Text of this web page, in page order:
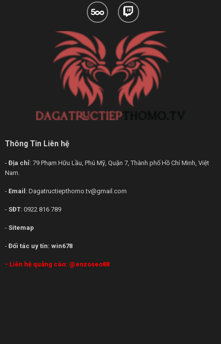
Thông Tin Liên hệ
- Địa chỉ: 79 Phạm Hữu Lầu, Phú Mỹ, Quận 7, Thành phố Hồ Chí Minh, Việt
Nam.
- Email : Dagatructiepthomo.tv@gmail.com
- SĐT: 0922 816 789
- Sitemap
- Đối tác uy tín: win678
- Liên hệ quảng cáo: @enzoseo88